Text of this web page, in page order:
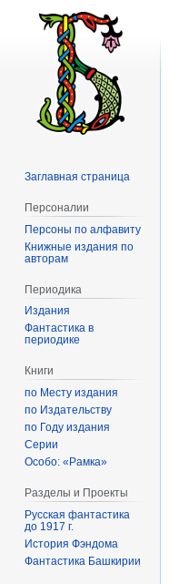
Заглавная страница
Персоналии
Персоны по алфавиту
Книжные издания по
авторам
Периодика
Издания
Фантастика в
периодике
Книги
по Месту издания
по Издательству
по Году издания
Серии
Особо: «Рамка»
Разделы и Проекты
Русская фантастика
до 1917 г.
История Фэндома
Фантастика Башкирии